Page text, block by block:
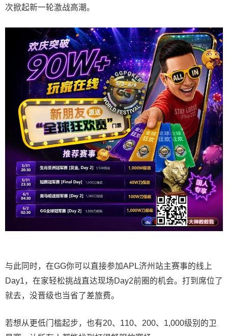
次掀起新一轮激战高潮。
与此同时，在GG你可以直接参加APL济州站主赛事的线上
Day1，在家轻松挑战直达现场Day2前圈的机会。打到席位了
就去，没晋级也当省了差旅费。
若想从更低门槛起步，也有20、110、200、1,000级别的卫